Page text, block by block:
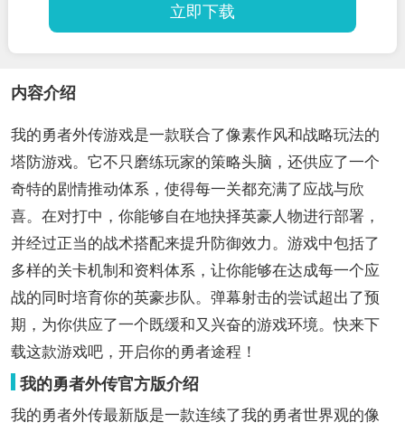
立即下载
内容介绍
我的勇者外传游戏是一款联合了像素作风和战略玩法的
塔防游戏。它不只磨练玩家的策略头脑，还供应了一个
奇特的剧情推动体系，使得每一关都充满了应战与欣
喜。在对打中，你能够自在地抉择英豪人物进行部署，
并经过正当的战术搭配来提升防御效力。游戏中包括了
多样的关卡机制和资料体系，让你能够在达成每一个应
战的同时培育你的英豪步队。弹幕射击的尝试超出了预
期，为你供应了一个既缓和又兴奋的游戏环境。快来下
载这款游戏吧，开启你的勇者途程！
我的勇者外传官方版介绍
我的勇者外传最新版是一款连续了我的勇者世界观的像